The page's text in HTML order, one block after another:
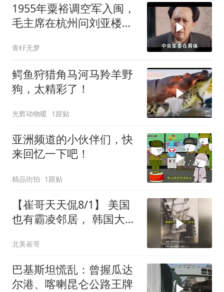
1955年粟裕调空军入闽，
毛主席在杭州问刘亚楼：
青杍无梦
鳄鱼狩猎角马河马羚羊野
狗，太精彩了！
光辉动物暖 1跟贴
亚洲频道的小伙伴们，快
来回忆一下吧！
精品街拍 1跟贴
【崔哥天天侃8/1】 美国
也有霸凌邻居， 韩国大爷
北美崔哥
巴基斯坦慌乱：曾握瓜达
尔港、喀喇昆仑公路王牌